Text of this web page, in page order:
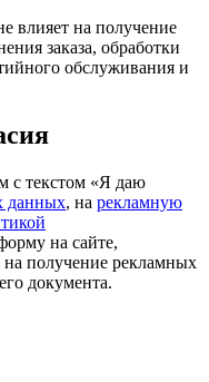
влияет на получение
заказа, обработки
обслуживания и
с текстом «Я даю
данных, на рекламную
на сайте,
на получение рекламных
документа.